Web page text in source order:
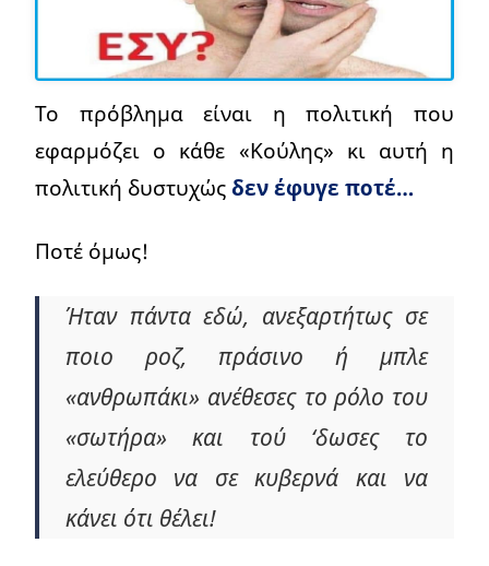
Το πρόβλημα είναι η πολιτική που
εφαρμόζει ο κάθε «Κούλης» κι αυτή η
πολιτική δυστυχώςδεν έφυγε ποτέ…
Ποτέ όμως!
Ήταν πάντα εδώ, ανεξαρτήτως σε
ποιο ροζ, πράσινο ή μπλε
«ανθρωπάκι» ανέθεσες το ρόλο του
«σωτήρα» και τού ‘δωσες το
ελεύθερο να σε κυβερνά και να
κάνει ότι θέλει!